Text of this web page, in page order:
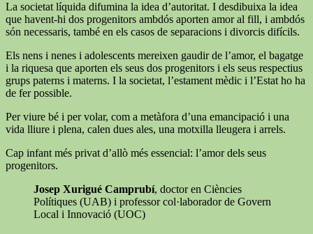
La societat líquida difumina la idea d’autoritat. I desdibuixa la idea
que havent-hi dos progenitors ambdós aporten amor al fill, i ambdós
són necessaris, també en els casos de separacions i divorcis difícils.
Els nens i nenes i adolescents mereixen gaudir de l’amor, el bagatge
i la riquesa que aporten els seus dos progenitors i els seus respectius
grups paterns i materns. I la societat, l’estament mèdic i l’Estat ho ha
de fer possible.
Per viure bé i per volar, com a metàfora d’una emancipació i una
vida lliure i plena, calen dues ales, una motxilla lleugera i arrels.
Cap infant més privat d’allò més essencial: l’amor dels seus
progenitors.
Josep Xurigué Camprubí, doctor en Ciències
Polítiques (UAB) i professor col·laborador de Govern
Local i Innovació (UOC)